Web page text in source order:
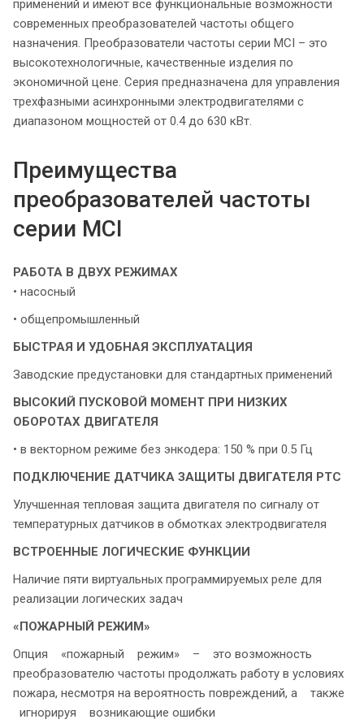
применений и имеют все функциональные возможности
современных преобразователей частоты общего
назначения. Преобразователи частоты серии MCI – это
высокотехнологичные, качественные изделия по
экономичной цене. Серия предназначена для управления
трехфазными асинхронными электродвигателями с
диапазоном мощностей от 0.4 до 630 кВт.
Преимущества
преобразователей частоты
серии MCI
РАБОТА В ДВУХ РЕЖИМАХ
• насосный
• общепромышленный
БЫСТРАЯ И УДОБНАЯ ЭКСПЛУАТАЦИЯ
Заводские предустановки для стандартных применений
ВЫСОКИЙ ПУСКОВОЙ МОМЕНТ ПРИ НИЗКИХ
ОБОРОТАХ ДВИГАТЕЛЯ
• в векторном режиме без энкодера: 150 % при 0.5 Гц
ПОДКЛЮЧЕНИЕ ДАТЧИКА ЗАЩИТЫ ДВИГАТЕЛЯ PTC
Улучшенная тепловая защита двигателя по сигналу от
температурных датчиков в обмотках электродвигателя
ВСТРОЕННЫЕ ЛОГИЧЕСКИЕ ФУНКЦИИ
Наличие пяти виртуальных программируемых реле для
реализации логических задач
«ПОЖАРНЫЙ РЕЖИМ»
Опция «пожарный режим» – это возможность
преобразователю частоты продолжать работу в условиях
пожара, несмотря на вероятность повреждений, а также
игнорируя возникающие ошибки